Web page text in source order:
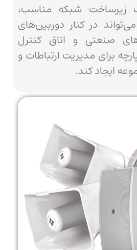
زیرساخت شبکه مناسب،
در کنار دوربین‌های
صنعتی و اتاق کنترل
برای مدیریت ارتباطات و
ایجاد کند.